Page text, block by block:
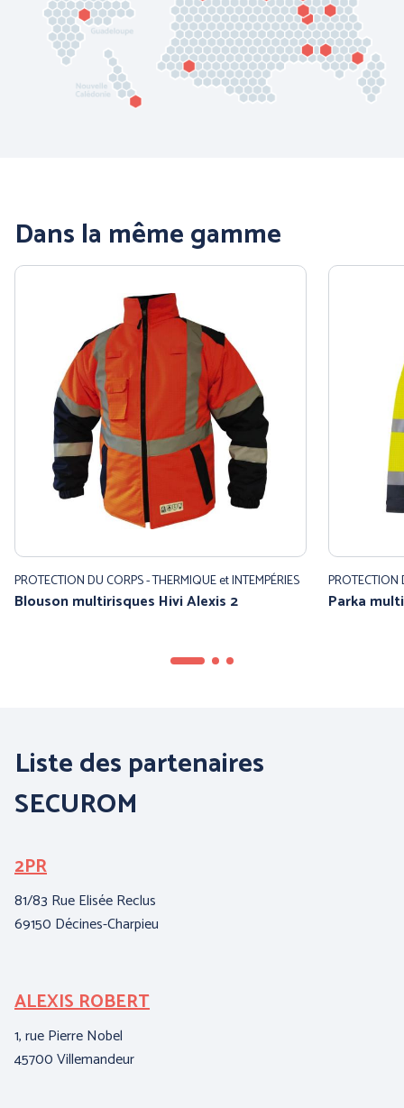
Dans la même gamme
PROTECTION DU CORPS - THERMIQUE et INTEMPÉRIES
Blouson multirisques Hivi Alexis 2
PROTECTION
Parka
Liste des partenaires
SECUROM
2PR
81/83 Rue Elisée Reclus
69150 Décines-Charpieu
ALEXIS ROBERT
1, rue Pierre Nobel
45700 Villemandeur